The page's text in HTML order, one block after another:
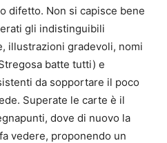
difetto. Non si capisce bene
gli indistinguibili
illustrazioni gradevoli, nomi
batte tutti) e
da sopportare il poco
Superate le carte è il
dove di nuovo la
vedere, proponendo un